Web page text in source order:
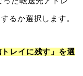
るか選択します。
レイに残す」を選